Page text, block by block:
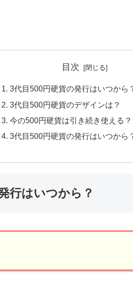
目次
3代目500円硬貨の発行はいつから
3代目500円硬貨のデザインは？
今の500円硬貨は引き続き使える？
3代目500円硬貨の発行はいつから
行はいつから？